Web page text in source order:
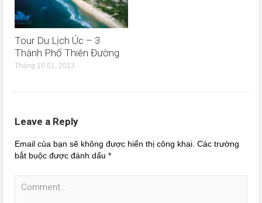
Tour Du Lịch Úc – 3
Thành Phố Thiên Đường
Tháng 10 01, 2013
Leave a Reply
Email của bạn sẽ không được hiển thị công khai. Các trường
bắt buộc được đánh dấu*